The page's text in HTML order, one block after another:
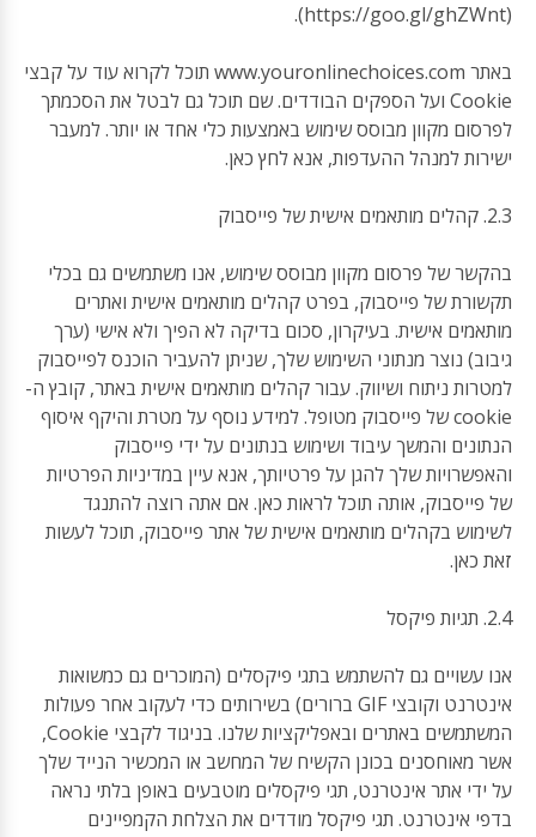
(https://goo.gl/ghZWnt).
באתר www.youronlinechoices.com תוכל לקרוא עוד על קבצי
Cookie ועל הספקים הבודדים. שם תוכל גם לבטל את הסכמתך
לפרסום מקוון מבוסס שימוש באמצעות כלי אחד או יותר. למעבר
ישירות למנהל ההעדפות, אנא לחץ כאן.
2.3. קהלים מותאמים אישית של פייסבוק
בהקשר של פרסום מקוון מבוסס שימוש, אנו משתמשים גם בכלי
תקשורת של פייסבוק, בפרט קהלים מותאמים אישית ואתרים
מותאמים אישית. בעיקרון, סכום בדיקה לא הפיך ולא אישי (ערך
גיבוב) נוצר מנתוני השימוש שלך, שניתן להעביר הוכנס לפייסבוק
למטרות ניתוח ושיווק. עבור קהלים מותאמים אישית באתר, קובץ ה-
cookie של פייסבוק מטופל. למידע נוסף על מטרת והיקף איסוף
הנתונים והמשך עיבוד ושימוש בנתונים על ידי פייסבוק
והאפשרויות שלך להגן על פרטיותך, אנא עיין במדיניות הפרטיות
של פייסבוק, אותה תוכל לראות כאן. אם אתה רוצה להתנגד
לשימוש בקהלים מותאמים אישית של אתר פייסבוק, תוכל לעשות
זאת כאן.
2.4. תגיות פיקסל
אנו עשויים גם להשתמש בתגי פיקסלים (המוכרים גם כמשואות
אינטרנט וקובצי GIF ברורים) בשירותים כדי לעקוב אחר פעולות
המשתמשים באתרים ובאפליקציות שלנו. בניגוד לקבצי Cookie,
אשר מאוחסנים בכונן הקשיח של המחשב או המכשיר הנייד שלך
על ידי אתר אינטרנט, תגי פיקסלים מוטבעים באופן בלתי נראה
בדפי אינטרנט. תגי פיקסל מודדים את הצלחת הקמפיינים